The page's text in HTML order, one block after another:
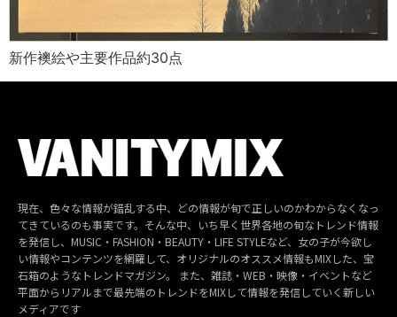
新作襖絵や主要作品約30点
現在、色々な情報が錯乱する中、どの情報が旬で正しいのかわからなくなっ
てきているのも事実です。そんな中、いち早く世界各地の旬なトレンド情報
を発信し、MUSIC・FASHION・BEAUTY・LIFE STYLEなど、女の子が今欲し
い情報やコンテンツを網羅して、オリジナルのオススメ情報もMIXした、宝
石箱のようなトレンドマガジン。 また、雑誌・WEB・映像・イベントなど
平面からリアルまで最先端のトレンドをMIXして情報を発信していく新しい
メディアです